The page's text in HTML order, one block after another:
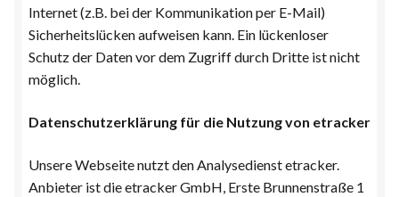
Internet (z.B. bei der Kommunikation per E-Mail)
Sicherheitslücken aufweisen kann. Ein lückenloser
Schutz der Daten vor dem Zugriff durch Dritte ist nicht
möglich.
Datenschutzerklärung für die Nutzung von etracker
Unsere Webseite nutzt den Analysedienst etracker.
Anbieter ist die etracker GmbH, Erste Brunnenstraße 1